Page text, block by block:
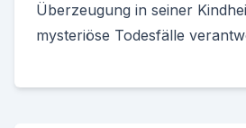
Überzeugung in seiner
mysteriöse Todesfälle